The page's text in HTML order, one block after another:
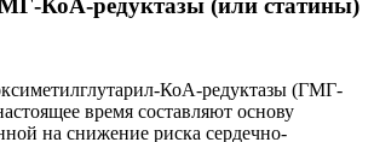
КоА-редуктазы (ГМГ-
время составляют основу
на снижение риска сердечно-